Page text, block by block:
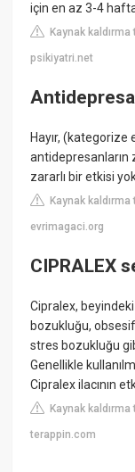
için en az 3-4
Kaynak kaldırma
psikiyatri.net
Hayır, (kategorize
antidepresanların
zararlı bir etkisi
Kaynak kaldırma
evrimagaci.org
CIPRALEX
Cipralex, beyindeki
bozukluğu,
stres bozukluğu
Genellikle
Cipralex ilacının
Kaynak kaldırma
terappin.com